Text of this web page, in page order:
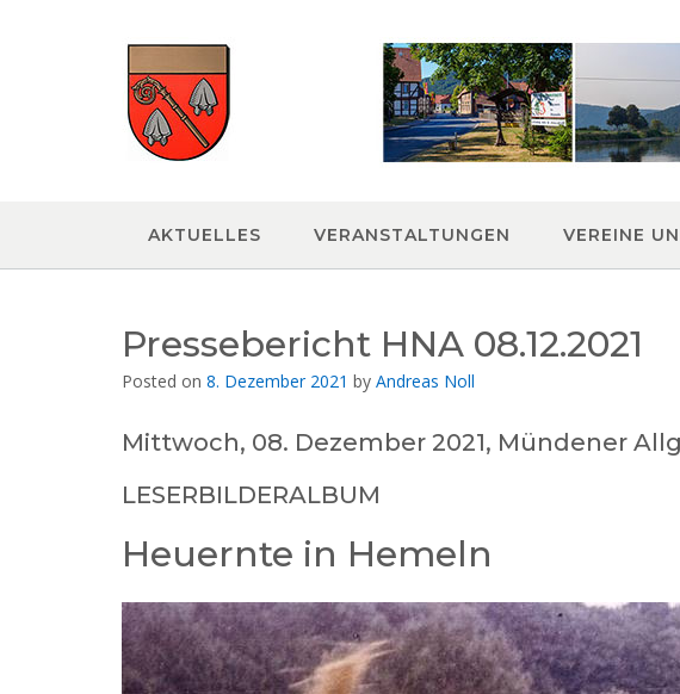
AKTUELLES VERANSTALTUNGEN VEREINE
Pressebericht HNA 08.12.2021
Posted on 8. Dezember 2021 by Andreas Noll
Mittwoch, 08. Dezember 2021, Mündener
LESERBILDERALBUM
Heuernte in Hemeln